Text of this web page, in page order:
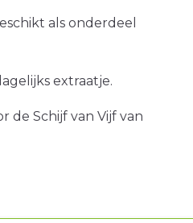
als onderdeel
extraatje.
de Schijf van Vijf van